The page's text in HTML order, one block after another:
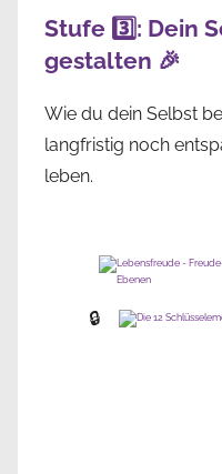
Stufe 3️⃣: Dein
gestalten 🎉
Wie du dein Selbst
langfristig noch
leben.
🔒